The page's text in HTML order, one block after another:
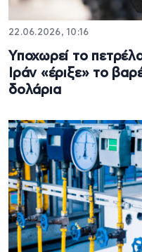
22.06.2026, 10:16
Υποχωρεί το
Ιράν «έριξε» το
δολάρια